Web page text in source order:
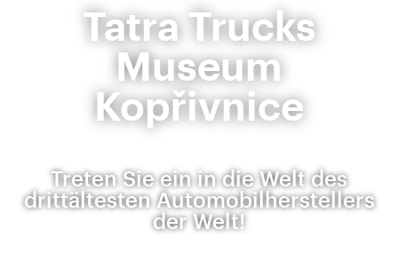
Tatra Trucks
Museum
Kopřivnice
Treten Sie ein in die Welt des
drittältesten Automobilherstellers
der Welt!